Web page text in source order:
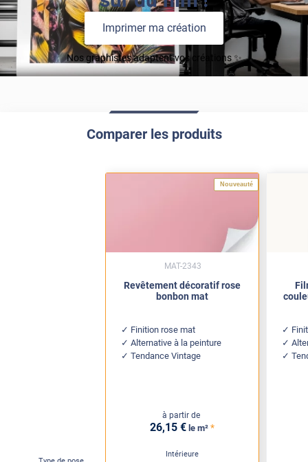
Imprimer ma création
Nos graphistes adaptent vos créations ✨
Comparer les produits
Nouveauté
Revêtement décoratif rose
bonbon mat
Finition rose mat
Alternative à la peinture
Tendance Vintage
à partir de
26,15 € le m² *
Intérieure
MAT-2343